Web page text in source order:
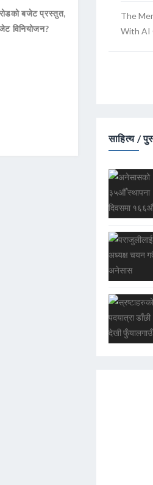
बजेट प्रस्तुत,
विनियोजन?
The
With AI
साहित्य /